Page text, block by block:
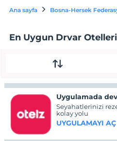
Ana sayfa Bosna-Hersek
En Uygun Drvar Otelleri
Uygulamada
Seyahatlerinizi
kolay yolu
UYGULAMAYI AÇ